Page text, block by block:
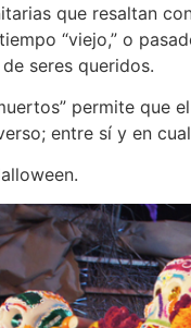
que resaltan
“viejo,” o
seres queridos.
permite que
entre sí y en